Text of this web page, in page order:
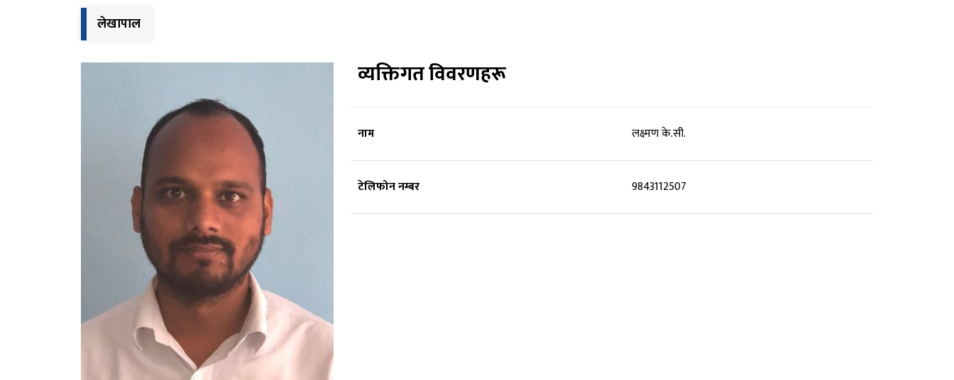
लेखापाल
व्यक्तिगत विवरणहरू
नाम लक्ष्मण के.सी.
टेलिफोन नम्बर 9843112507